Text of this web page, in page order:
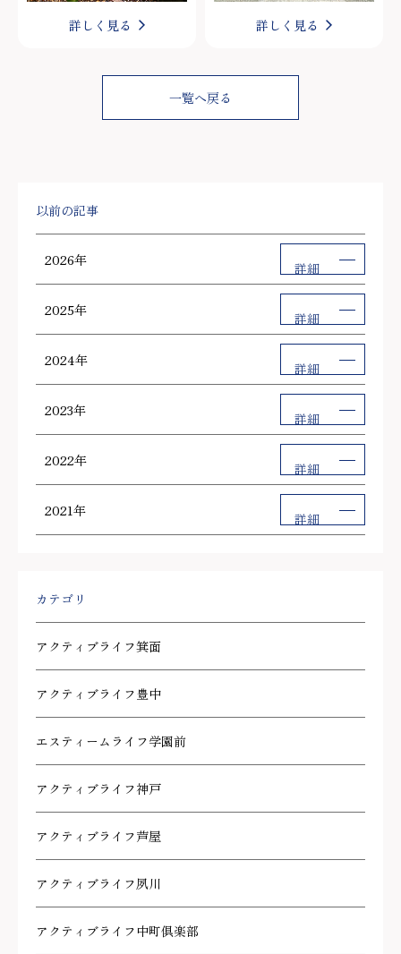
詳しく見る 詳しく見る
一覧へ戻る
以前の記事
2026年 詳細
2025年 詳細
2024年 詳細
2023年 詳細
2022年 詳細
2021年 詳細
カテゴリ
アクティブライフ箕面
アクティブライフ豊中
エスティームライフ学園前
アクティブライフ神戸
アクティブライフ芦屋
アクティブライフ夙川
アクティブライフ中町倶楽部